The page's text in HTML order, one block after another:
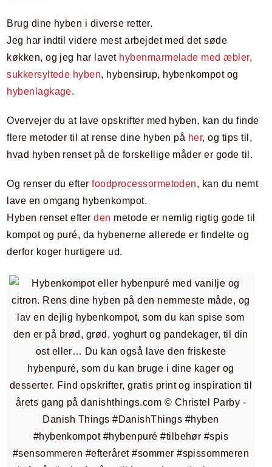
Brug dine hyben i diverse retter.
Jeg har indtil videre mest arbejdet med det søde
køkken, og jeg har lavet hybenmarmelade med æbler,
sukkersyltede hyben, hybensirup, hybenkompot og
hybenlagkage.
Overvejer du at lave opskrifter med hyben, kan du finde
flere metoder til at rense dine hyben på her, og tips til,
hvad hyben renset på de forskellige måder er gode til.
Og renser du efterfoodprocessormetoden, kan du nemt
lave en omgang hybenkompot.
Hyben renset efterden metode er nemlig rigtig gode til
kompot og puré, da hybenerne allerede er findelte og
derfor koger hurtigere ud.